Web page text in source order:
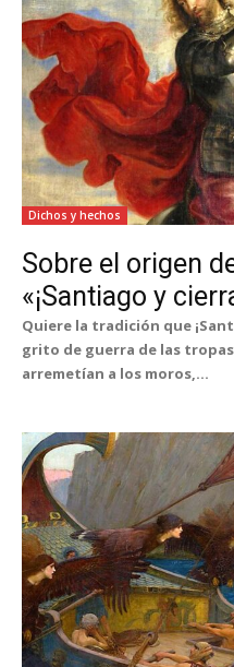
Dichos y hechos
Sobre el origen
«¡Santiago y
Quiere la tradición que
grito de guerra de las
arremetían a los moros,...